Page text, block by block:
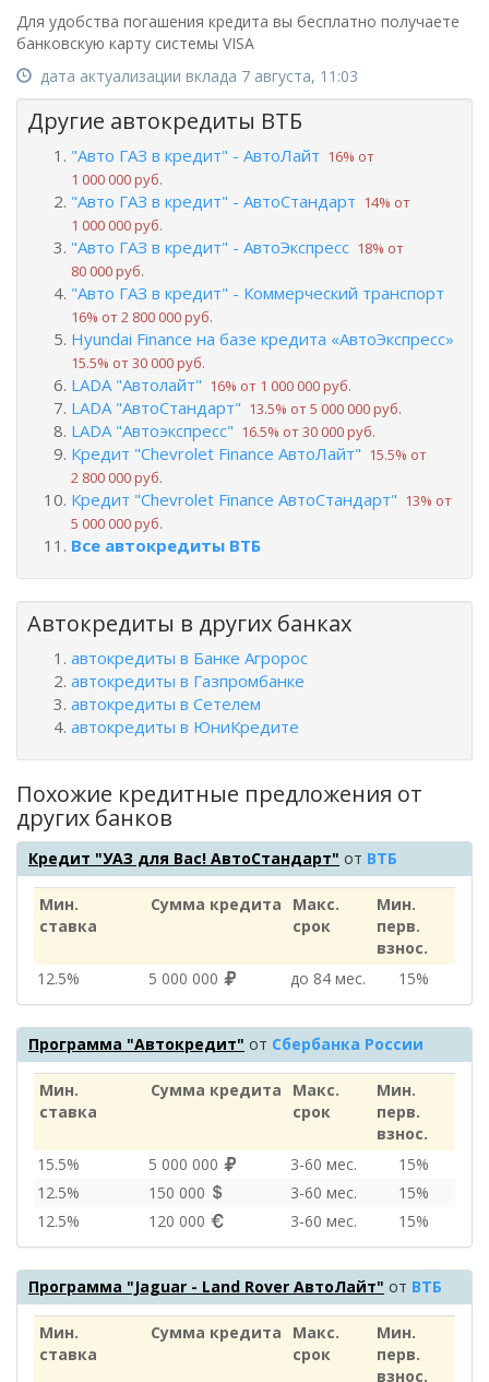
Для удобства погашения кредита вы бесплатно получаете
банковскую карту системы VISA
дата актуализации вклада 7 августа, 11:03
Другие автокредиты ВТБ
"Авто ГАЗ в кредит" - АвтоЛайт 16% от
1 000 000 руб.
"Авто ГАЗ в кредит" - АвтоСтандарт 14% от
1 000 000 руб.
"Авто ГАЗ в кредит" - АвтоЭкспресс 18% от
80 000 руб.
"Авто ГАЗ в кредит" - Коммерческий транспорт
16% от 2 800 000 руб.
Hyundai Finance на базе кредита «АвтоЭкспресс»
15.5% от 30 000 руб.
LADA "Автолайт" 16% от 1 000 000 руб.
LADA "АвтоСтандарт" 13.5% от 5 000 000 руб.
LADA "Автоэкспресс" 16.5% от 30 000 руб.
Кредит "Chevrolet Finance АвтоЛайт" 15.5% от
2 800 000 руб.
Кредит "Chevrolet Finance АвтоСтандарт" 13% от
5 000 000 руб.
Все автокредиты ВТБ
Автокредиты в других банках
автокредиты в Банке Агророс
автокредиты в Газпромбанке
автокредиты в Сетелем
автокредиты в ЮниКредите
Похожие кредитные предложения от
других банков
Кредит "УАЗ для Вас! АвтоСтандарт" от ВТБ
Мин.
ставка
Сумма кредита
Макс.
срок
Мин.
перв.
взнос.
12.5%
5 000 000 до 84 мес. 15%
Программа "Автокредит" от Сбербанка России
Мин.
ставка
Сумма кредита
Макс.
срок
Мин.
перв.
взнос.
15.5%
5 000 000 3‑60 мес.
15%
12.5%
150 000 3‑60 мес.
15%
12.5%
120 000 3‑60 мес. 15%
Программа "Jaguar - Land Rover АвтоЛайт" от ВТБ
Мин.
ставка
Сумма кредита
Макс.
срок
Мин.
перв.
взнос.